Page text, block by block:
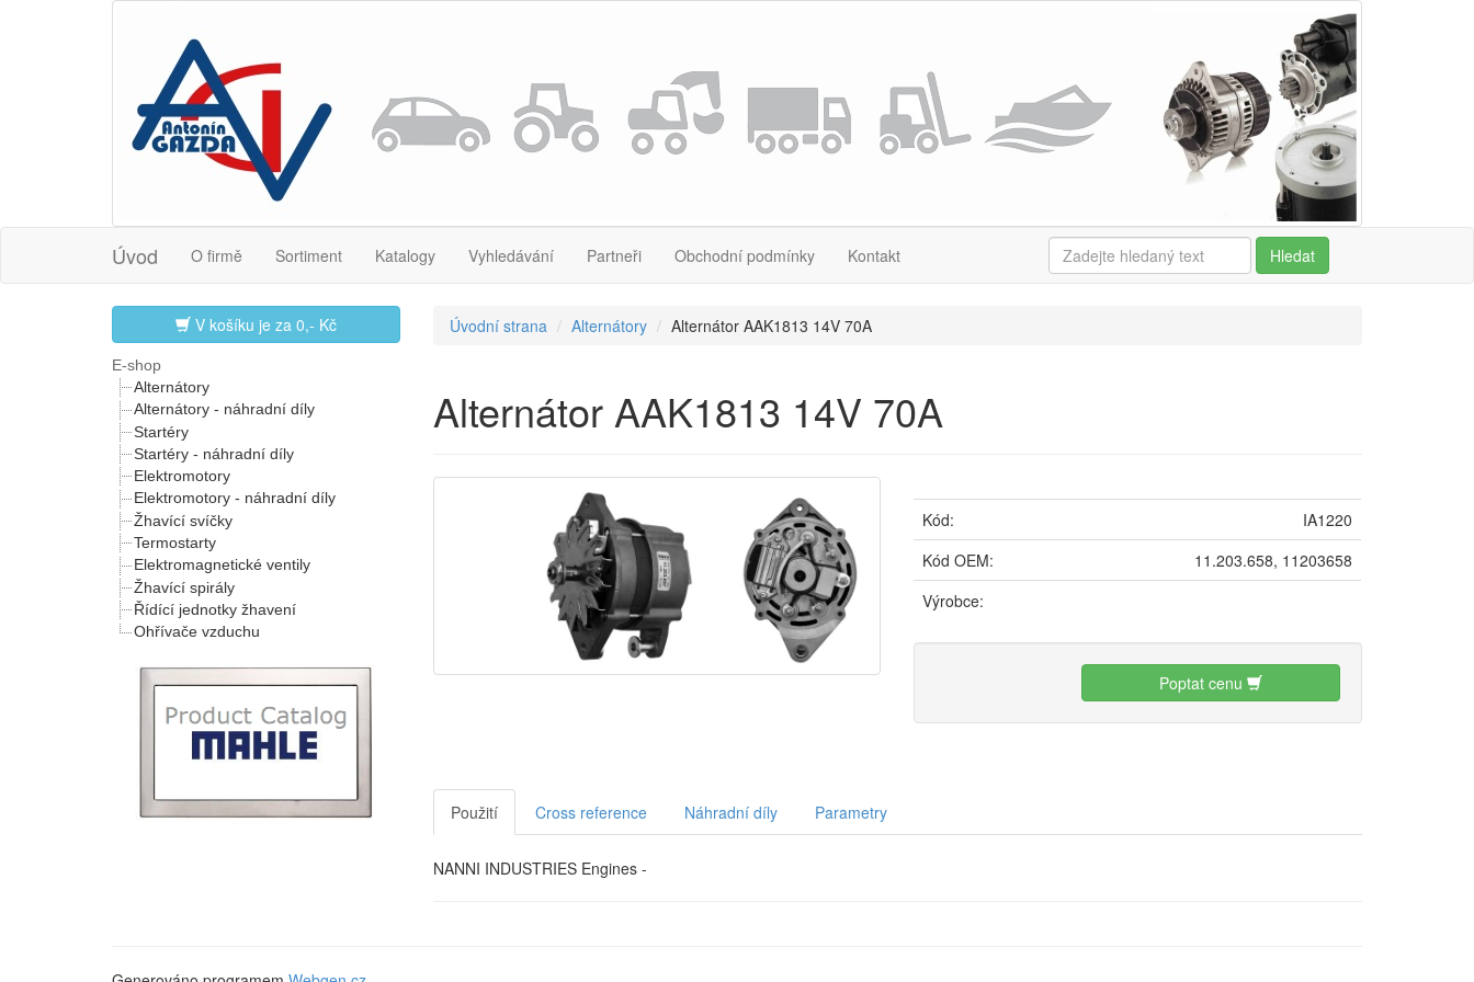
Úvod O firmě Sortiment Katalogy Vyhledávání Partneři Obchodní podmínky Kontakt Hledat
V košíku je za 0,- Kč
E-shop
Alternátory
Alternátory - náhradní díly
Startéry
Startéry - náhradní díly
Elektromotory
Elektromotory - náhradní díly
Žhavící svíčky
Termostarty
Elektromagnetické ventily
Žhavící spirály
Řídící jednotky žhavení
Ohřívače vzduchu
Úvodní strana Alternátory Alternátor AAK1813 14V 70A
Alternátor AAK1813 14V 70A
Kód:
IA1220
Kód OEM:
11.203.658, 11203658
Výrobce:
Poptat cenu
Použití Cross reference Náhradní díly Parametry
NANNI INDUSTRIES Engines -